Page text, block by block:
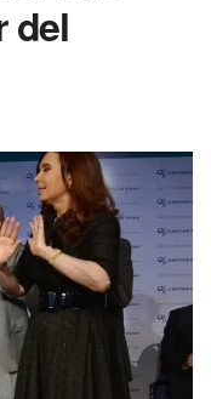
del